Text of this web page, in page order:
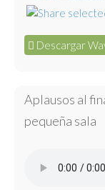
Descargar
Aplausos al
pequeña sala